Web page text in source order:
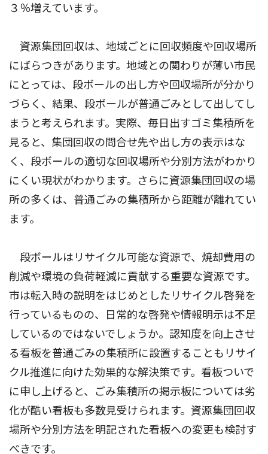
３％増えています。
資源集団回収は、地域ごとに回収頻度や回収場所
にばらつきがあります。地域との関わりが薄い市民
にとっては、段ボールの出し方や回収場所が分かり
づらく、結果、段ボールが普通ごみとして出してし
まうと考えられます。実際、毎日出すゴミ集積所を
見ると、集団回収の問合せ先や出し方の表示はな
く、段ボールの適切な回収場所や分別方法がわかり
にくい現状がわかります。さらに資源集団回収の場
所の多くは、普通ごみの集積所から距離が離れてい
ます。
段ボールはリサイクル可能な資源で、焼却費用の
削減や環境の負荷軽減に貢献する重要な資源です。
市は転入時の説明をはじめとしたリサイクル啓発を
行っているものの、日常的な啓発や情報明示は不足
しているのではないでしょうか。認知度を向上させ
る看板を普通ごみの集積所に設置することもリサイ
クル推進に向けた効果的な解決策です。看板ついで
に申し上げると、ごみ集積所の掲示板については劣
化が酷い看板も多数見受けられます。資源集団回収
場所や分別方法を明記された看板への変更も検討す
べきです。